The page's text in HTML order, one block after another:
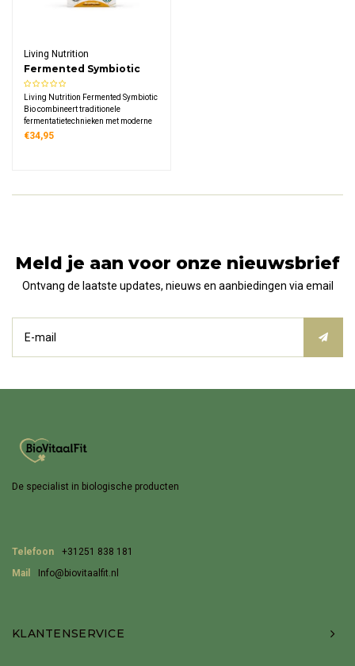
Living Nutrition
Fermented Symbiotic
Bio
Living Nutrition Fermented Symbiotic
Bio combineert traditionele
fermentatietechnieken met moderne
microbiologie. Deze formule bevat 30
€34,95
Meld je aan voor onze nieuwsbrief
Ontvang de laatste updates, nieuws en aanbiedingen via email
De specialist in biologische producten
Telefoon
+31251 838 181
Mail
Info@biovitaalfit.nl
KLANTENSERVICE